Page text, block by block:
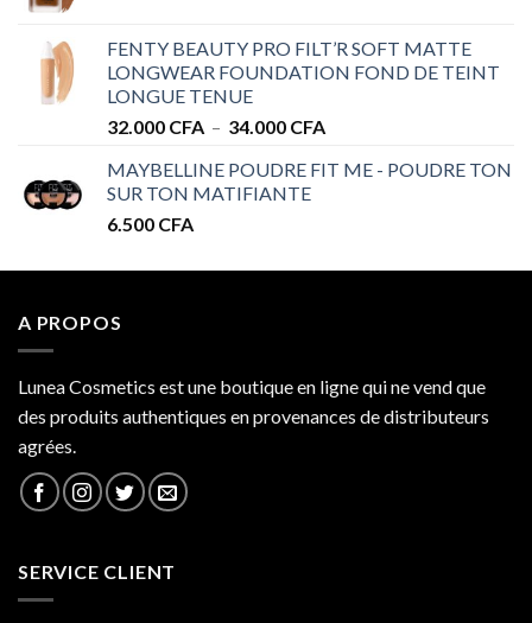
28.000 CFA
à
FENTY BEAUTY PRO FILT’R SOFT MATTE
LONGWEAR FOUNDATION FOND DE TEINT
LONGUE TENUE
32.000 CFA – 34.000 CFAPlage
prix :
MAYBELLINE POUDRE FIT ME - POUDRE TON
SUR TON MATIFIANTE
6.500 CFA
A PROPOS
Lunea Cosmetics est une boutique en ligne qui ne vend que
des produits authentiques en provenances de distributeurs
agrées.
SERVICE CLIENT